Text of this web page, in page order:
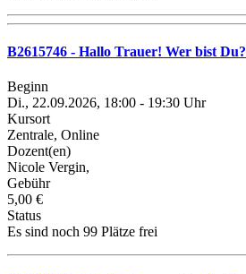
B2615746 - Hallo Trauer! Wer bist Du?
Beginn
Di., 22.09.2026, 18:00 - 19:30 Uhr
Kursort
Zentrale, Online
Dozent(en)
Nicole Vergin,
Gebühr
5,00 €
Status
Es sind noch 99 Plätze frei